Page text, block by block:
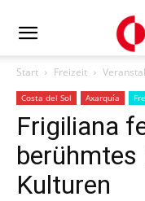
Start Freizeit
Costa del Sol Axarquía
Frigiliana
berühmtes
Kulturen